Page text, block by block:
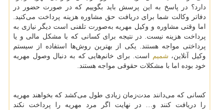
دارد؟ در پاسخ به این پرسش باید بگوییم که در صورت حضور در
دفاتر وکالت شما برای دریافت حق مشاوره هزینه پرداخت می‌کنید.
اما وقتی مشاوره و وکیل مهریه به‌صورت تلفنی است دیگر نیازی به
پرداخت هزینه نیست. در نتیجه برای کسانی که با مشکل مالی و یا
پرداختی مواجه هستند. یکی از بهترین روش‌ها استفاده از سیستم
وکیل آنلاین، شمیم است. برای خانم‌هایی که به دنبال وصول مهریه
خود بوده اما با مشکلات حقوقی مواجه هستند.
کسانی که می‌دانند مدت‌زمان زیادی طول می‌کشد که بخواهند مهریه
را دریافت کنند و… در نهایت اگر مرد مهریه را پرداخت نکند